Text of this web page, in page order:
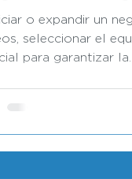
o expandir un
seleccionar el
para garantizar la...